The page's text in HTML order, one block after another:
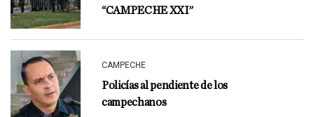
“CAMPECHE XXI”
CAMPECHE
Policías al pendiente de los
campechanos